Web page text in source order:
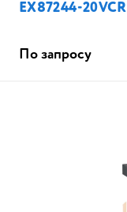
EX87244-20VCR
По запросу